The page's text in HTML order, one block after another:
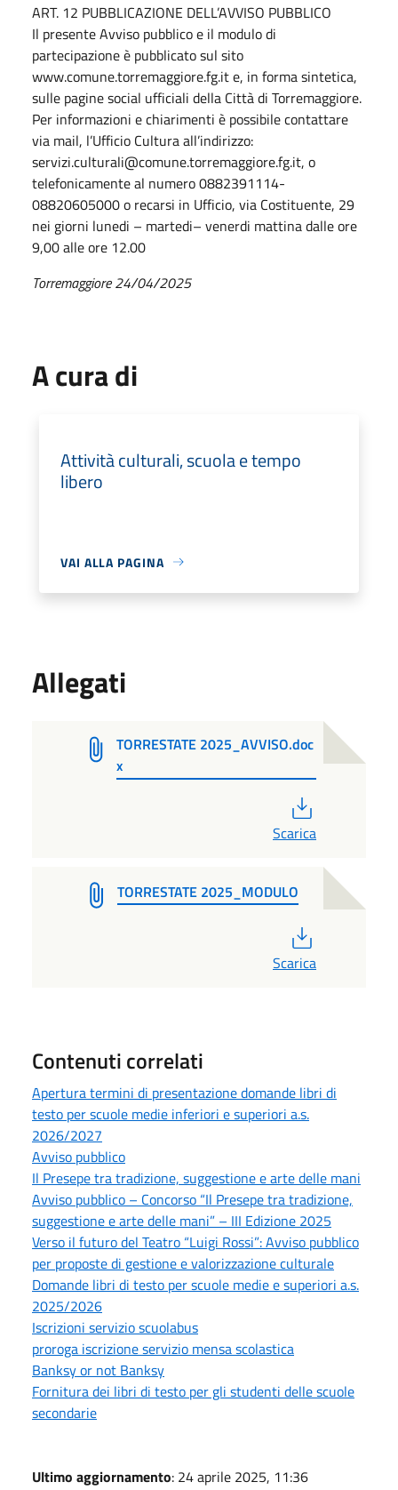
ART. 12 PUBBLICAZIONE DELL’AVVISO PUBBLICO
Il presente Avviso pubblico e il modulo di
partecipazione è pubblicato sul sito
www.comune.torremaggiore.fg.it e, in forma sintetica,
sulle pagine social ufficiali della Città di Torremaggiore.
Per informazioni e chiarimenti è possibile contattare
via mail, l’Ufficio Cultura all’indirizzo:
servizi.culturali@comune.torremaggiore.fg.it, o
telefonicamente al numero 0882391114-
08820605000 o recarsi in Ufficio, via Costituente, 29
nei giorni lunedi – martedi– venerdi mattina dalle ore
9,00 alle ore 12.00
Torremaggiore 24/04/2025
A cura di
Attività culturali, scuola e tempo
libero
VAI ALLA PAGINA
Allegati
TORRESTATE 2025_AVVISO.doc
x
Scarica
TORRESTATE 2025_MODULO
Scarica
Contenuti correlati
Apertura termini di presentazione domande libri di
testo per scuole medie inferiori e superiori a.s.
2026/2027
Avviso pubblico
Il Presepe tra tradizione, suggestione e arte delle mani
Avviso pubblico – Concorso “Il Presepe tra tradizione,
suggestione e arte delle mani” – III Edizione 2025
Verso il futuro del Teatro “Luigi Rossi”: Avviso pubblico
per proposte di gestione e valorizzazione culturale
Domande libri di testo per scuole medie e superiori a.s.
2025/2026
Iscrizioni servizio scuolabus
proroga iscrizione servizio mensa scolastica
Banksy or not Banksy
Fornitura dei libri di testo per gli studenti delle scuole
secondarie
Ultimo aggiornamento: 24 aprile 2025, 11:36